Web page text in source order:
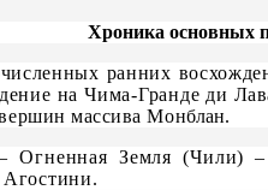
Хроника основных
ранних
на Чима-Гранде ди
массива Монблан.
Огненная Земля (Чили)
Агостини.